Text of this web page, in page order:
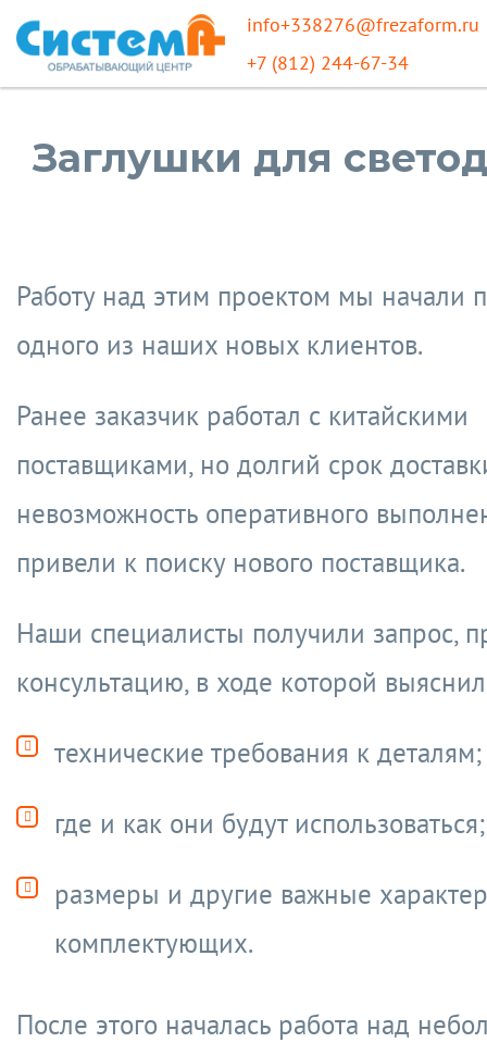
info+338276@frezaform.ru
+7 (812) 244-67-34
Заглушки для
Работу над этим проектом мы начали
одного из наших новых клиентов.
Ранее заказчик работал с китайскими
поставщиками, но долгий срок
невозможность оперативного
привели к поиску нового поставщика.
Наши специалисты получили запрос,
консультацию, в ходе которой
технические требования к деталям;
где и как они будут использоваться;
размеры и другие важные
комплектующих.
После этого началась работа над